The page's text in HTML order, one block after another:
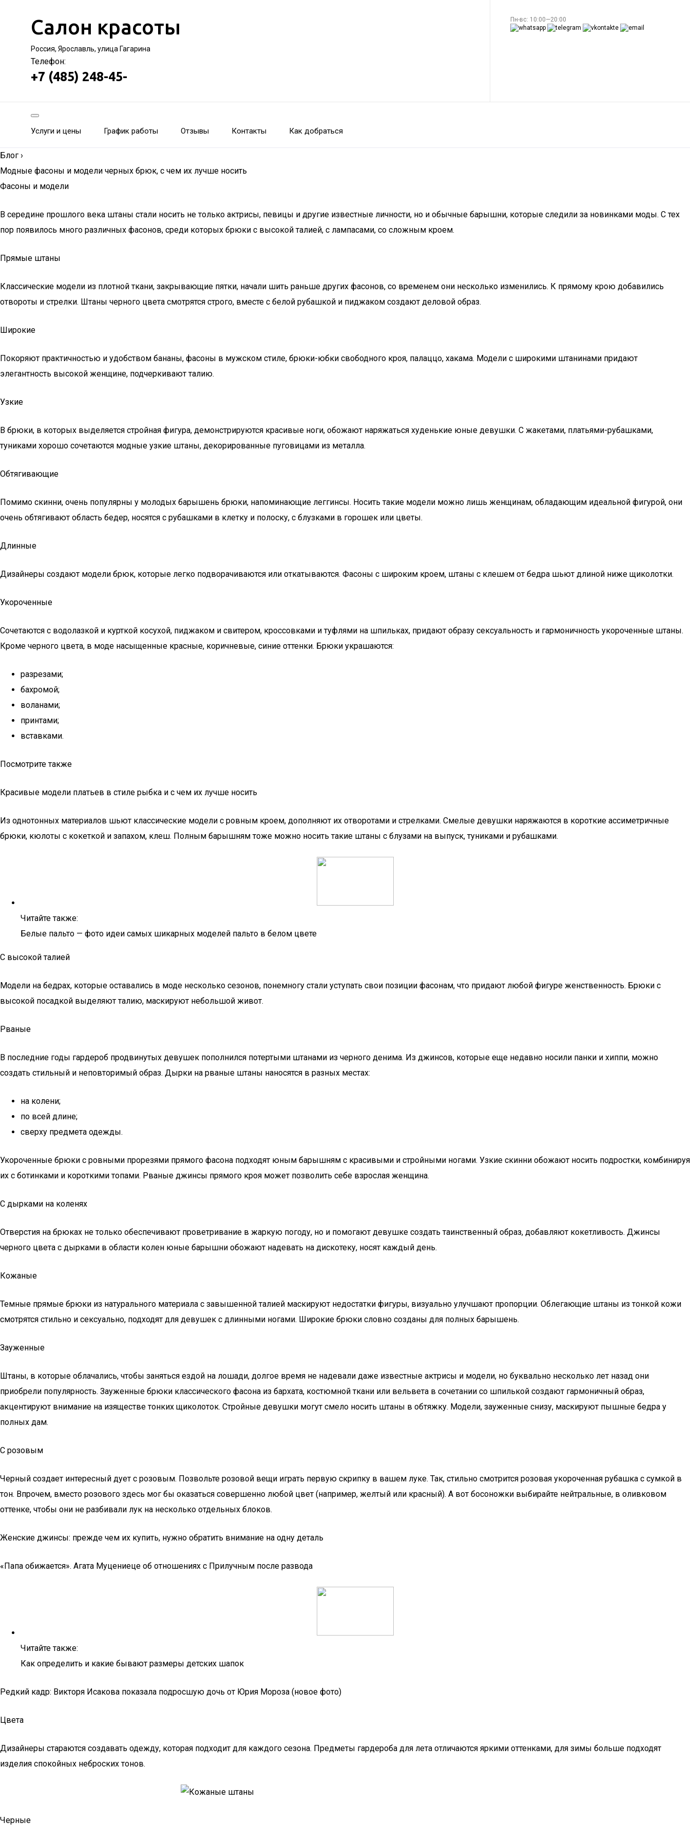
Салон красоты
Россия, Ярославль, улица Гагарина
Телефон:
+7 (485) 248-45-
Пн-вс: 10:00—20:00
Услуги и цены График работы Отзывы Контакты Как добраться
Блог ›
Модные фасоны и модели черных брюк, с чем их лучше носить
Фасоны и модели
В середине прошлого века штаны стали носить не только актрисы, певицы и другие известные личности, но и обычные барышни, которые следили за новинками моды. С тех
пор появилось много различных фасонов, среди которых брюки с высокой талией, с лампасами, со сложным кроем.
Прямые штаны
Классические модели из плотной ткани, закрывающие пятки, начали шить раньше других фасонов, со временем они несколько изменились. К прямому крою добавились
отвороты и стрелки. Штаны черного цвета смотрятся строго, вместе с белой рубашкой и пиджаком создают деловой образ.
Широкие
Покоряют практичностью и удобством бананы, фасоны в мужском стиле, брюки-юбки свободного кроя, палаццо, хакама. Модели с широкими штанинами придают
элегантность высокой женщине, подчеркивают талию.
Узкие
В брюки, в которых выделяется стройная фигура, демонстрируются красивые ноги, обожают наряжаться худенькие юные девушки. С жакетами, платьями-рубашками,
туниками хорошо сочетаются модные узкие штаны, декорированные пуговицами из металла.
Обтягивающие
Помимо скинни, очень популярны у молодых барышень брюки, напоминающие леггинсы. Носить такие модели можно лишь женщинам, обладающим идеальной фигурой, они
очень обтягивают область бедер, носятся с рубашками в клетку и полоску, с блузками в горошек или цветы.
Длинные
Дизайнеры создают модели брюк, которые легко подворачиваются или откатываются. Фасоны с широким кроем, штаны с клешем от бедра шьют длиной ниже щиколотки.
Укороченные
Сочетаются с водолазкой и курткой косухой, пиджаком и свитером, кроссовками и туфлями на шпильках, придают образу сексуальность и гармоничность укороченные штаны.
Кроме черного цвета, в моде насыщенные красные, коричневые, синие оттенки. Брюки украшаются:
разрезами;
бахромой;
воланами;
принтами;
вставками.
Посмотрите также
Красивые модели платьев в стиле рыбка и с чем их лучше носить
Из однотонных материалов шьют классические модели с ровным кроем, дополняют их отворотами и стрелками. Смелые девушки наряжаются в короткие ассиметричные
брюки, кюлоты с кокеткой и запахом, клеш. Полным барышням тоже можно носить такие штаны с блузами на выпуск, туниками и рубашками.
Читайте также:
Белые пальто — фото идеи самых шикарных моделей пальто в белом цвете
С высокой талией
Модели на бедрах, которые оставались в моде несколько сезонов, понемногу стали уступать свои позиции фасонам, что придают любой фигуре женственность. Брюки с
высокой посадкой выделяют талию, маскируют небольшой живот.
Рваные
В последние годы гардероб продвинутых девушек пополнился потертыми штанами из черного денима. Из джинсов, которые еще недавно носили панки и хиппи, можно
создать стильный и неповторимый образ. Дырки на рваные штаны наносятся в разных местах:
на колени;
по всей длине;
сверху предмета одежды.
Укороченные брюки с ровными прорезями прямого фасона подходят юным барышням с красивыми и стройными ногами. Узкие скинни обожают носить подростки, комбинируя
их с ботинками и короткими топами. Рваные джинсы прямого кроя может позволить себе взрослая женщина.
С дырками на коленях
Отверстия на брюках не только обеспечивают проветривание в жаркую погоду, но и помогают девушке создать таинственный образ, добавляют кокетливость. Джинсы
черного цвета с дырками в области колен юные барышни обожают надевать на дискотеку, носят каждый день.
Кожаные
Темные прямые брюки из натурального материала с завышенной талией маскируют недостатки фигуры, визуально улучшают пропорции. Облегающие штаны из тонкой кожи
смотрятся стильно и сексуально, подходят для девушек с длинными ногами. Широкие брюки словно созданы для полных барышень.
Зауженные
Штаны, в которые облачались, чтобы заняться ездой на лошади, долгое время не надевали даже известные актрисы и модели, но буквально несколько лет назад они
приобрели популярность. Зауженные брюки классического фасона из бархата, костюмной ткани или вельвета в сочетании со шпилькой создают гармоничный образ,
акцентируют внимание на изяществе тонких щиколоток. Стройные девушки могут смело носить штаны в обтяжку. Модели, зауженные снизу, маскируют пышные бедра у
полных дам.
С розовым
Черный создает интересный дует с розовым. Позвольте розовой вещи играть первую скрипку в вашем луке. Так, стильно смотрится розовая укороченная рубашка с сумкой в
тон. Впрочем, вместо розового здесь мог бы оказаться совершенно любой цвет (например, желтый или красный). А вот босоножки выбирайте нейтральные, в оливковом
оттенке, чтобы они не разбивали лук на несколько отдельных блоков.
Женские джинсы: прежде чем их купить, нужно обратить внимание на одну деталь
«Папа обижается». Агата Муцениеце об отношениях с Прилучным после развода
Читайте также:
Как определить и какие бывают размеры детских шапок
Редкий кадр: Викторя Исакова показала подросшую дочь от Юрия Мороза (новое фото)
Цвета
Дизайнеры стараются создавать одежду, которая подходит для каждого сезона. Предметы гардероба для лета отличаются яркими оттенками, для зимы больше подходят
изделия спокойных неброских тонов.
Черные